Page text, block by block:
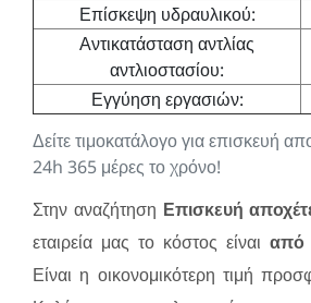
Δείτε τιμοκατάλογο για επισκευή
24h 365 μέρες το χρόνο!
Επίσκεψη υδραυλικού:
Αντικατάσταση αντλίας
αντλιοστασίου:
Εγγύηση εργασιών:
Στην αναζήτηση Επισκευή
εταιρεία μας το κόστος είναι από
Είναι η οικονομικότερη τιμή